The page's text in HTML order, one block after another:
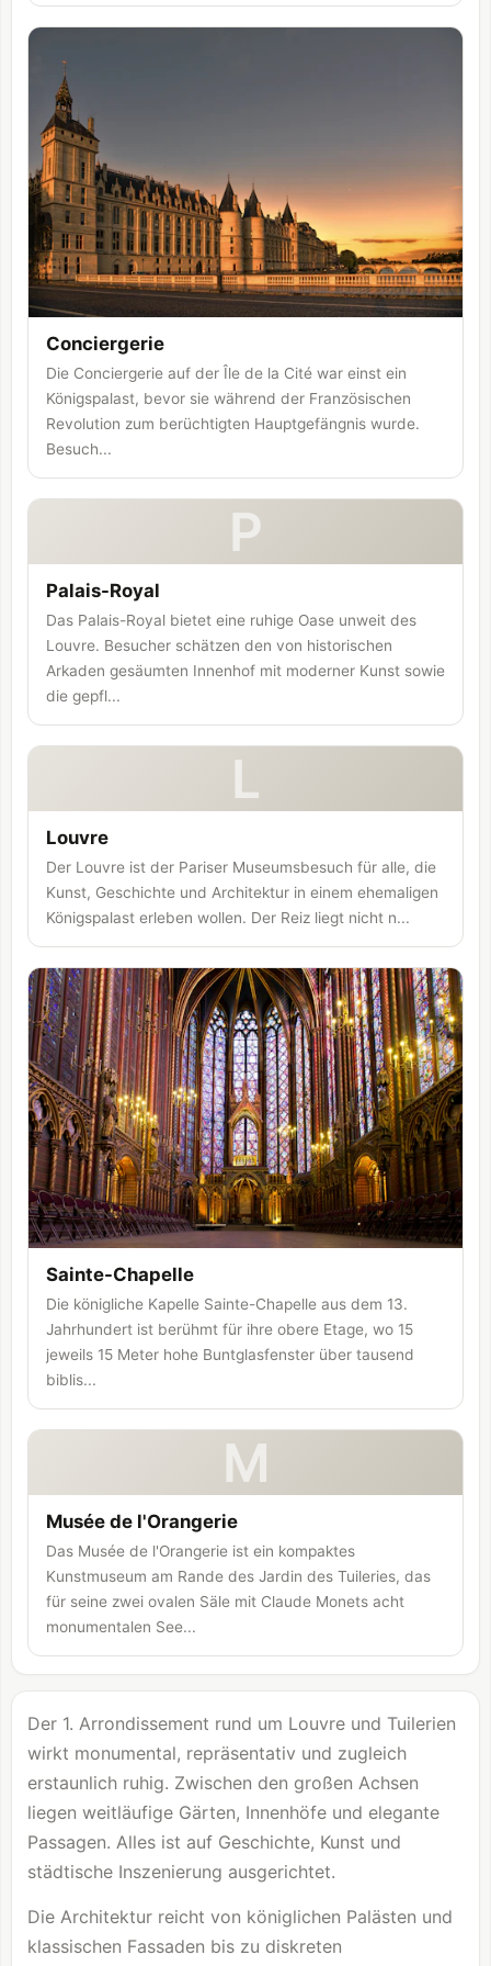
Conciergerie
Die Conciergerie auf der Île de la Cité war einst ein
Königspalast, bevor sie während der Französischen
Revolution zum berüchtigten Hauptgefängnis wurde.
Besuch...
P
Palais-Royal
Das Palais-Royal bietet eine ruhige Oase unweit des
Louvre. Besucher schätzen den von historischen
Arkaden gesäumten Innenhof mit moderner Kunst sowie
die gepfl...
L
Louvre
Der Louvre ist der Pariser Museumsbesuch für alle, die
Kunst, Geschichte und Architektur in einem ehemaligen
Königspalast erleben wollen. Der Reiz liegt nicht n...
Sainte-Chapelle
Die königliche Kapelle Sainte-Chapelle aus dem 13.
Jahrhundert ist berühmt für ihre obere Etage, wo 15
jeweils 15 Meter hohe Buntglasfenster über tausend
biblis...
M
Musée de l'Orangerie
Das Musée de l'Orangerie ist ein kompaktes
Kunstmuseum am Rande des Jardin des Tuileries, das
für seine zwei ovalen Säle mit Claude Monets acht
monumentalen See...
Der 1. Arrondissement rund um Louvre und Tuilerien
wirkt monumental, repräsentativ und zugleich
erstaunlich ruhig. Zwischen den großen Achsen
liegen weitläufige Gärten, Innenhöfe und elegante
Passagen. Alles ist auf Geschichte, Kunst und
städtische Inszenierung ausgerichtet.
Die Architektur reicht von königlichen Palästen und
klassischen Fassaden bis zu diskreten